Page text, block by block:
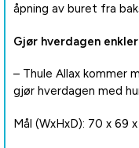
åpning av buret fra
Gjør hverdagen
– Thule Allax kommer
gjør hverdagen med
Mål (WxHxD): 70 x 69